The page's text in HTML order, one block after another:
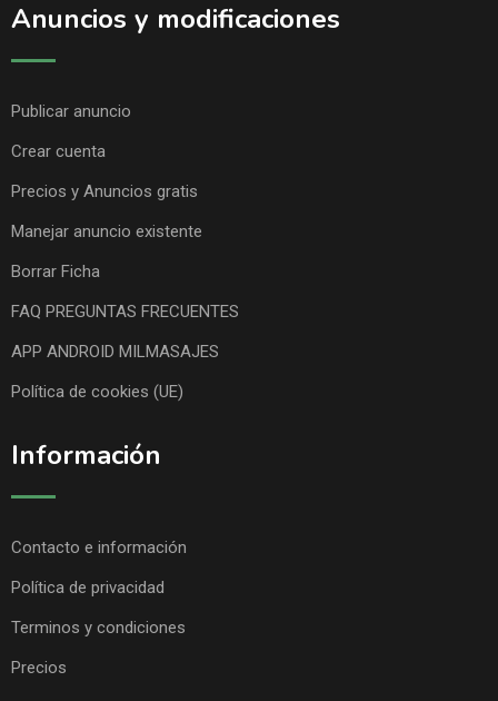
Anuncios y modificaciones
Publicar anuncio
Crear cuenta
Precios y Anuncios gratis
Manejar anuncio existente
Borrar Ficha
FAQ PREGUNTAS FRECUENTES
APP ANDROID MILMASAJES
Política de cookies (UE)
Información
Contacto e información
Política de privacidad
Terminos y condiciones
Precios